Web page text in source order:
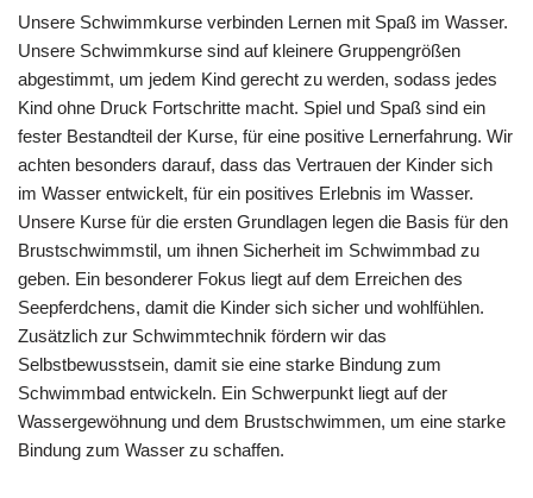
Unsere Schwimmkurse verbinden Lernen mit Spaß im Wasser.
Unsere Schwimmkurse sind auf kleinere Gruppengrößen
abgestimmt, um jedem Kind gerecht zu werden, sodass jedes
Kind ohne Druck Fortschritte macht. Spiel und Spaß sind ein
fester Bestandteil der Kurse, für eine positive Lernerfahrung. Wir
achten besonders darauf, dass das Vertrauen der Kinder sich
im Wasser entwickelt, für ein positives Erlebnis im Wasser.
Unsere Kurse für die ersten Grundlagen legen die Basis für den
Brustschwimmstil, um ihnen Sicherheit im Schwimmbad zu
geben. Ein besonderer Fokus liegt auf dem Erreichen des
Seepferdchens, damit die Kinder sich sicher und wohlfühlen.
Zusätzlich zur Schwimmtechnik fördern wir das
Selbstbewusstsein, damit sie eine starke Bindung zum
Schwimmbad entwickeln. Ein Schwerpunkt liegt auf der
Wassergewöhnung und dem Brustschwimmen, um eine starke
Bindung zum Wasser zu schaffen.